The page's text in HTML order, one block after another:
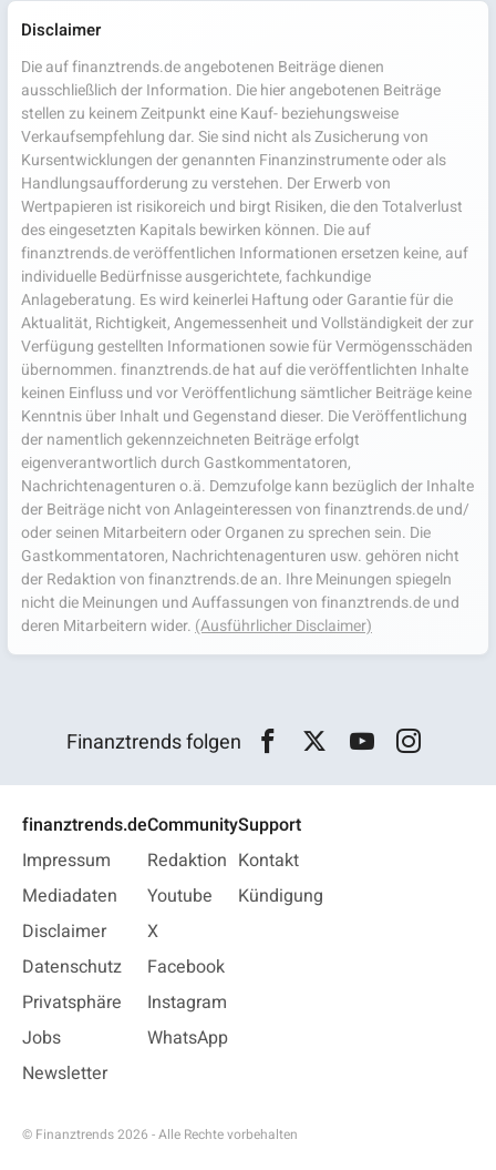
Disclaimer
Die auf finanztrends.de angebotenen Beiträge dienen
ausschließlich der Information. Die hier angebotenen Beiträge
stellen zu keinem Zeitpunkt eine Kauf- beziehungsweise
Verkaufsempfehlung dar. Sie sind nicht als Zusicherung von
Kursentwicklungen der genannten Finanzinstrumente oder als
Handlungsaufforderung zu verstehen. Der Erwerb von
Wertpapieren ist risikoreich und birgt Risiken, die den Totalverlust
des eingesetzten Kapitals bewirken können. Die auf
finanztrends.de veröffentlichen Informationen ersetzen keine, auf
individuelle Bedürfnisse ausgerichtete, fachkundige
Anlageberatung. Es wird keinerlei Haftung oder Garantie für die
Aktualität, Richtigkeit, Angemessenheit und Vollständigkeit der zur
Verfügung gestellten Informationen sowie für Vermögensschäden
übernommen. finanztrends.de hat auf die veröffentlichten Inhalte
keinen Einfluss und vor Veröffentlichung sämtlicher Beiträge keine
Kenntnis über Inhalt und Gegenstand dieser. Die Veröffentlichung
der namentlich gekennzeichneten Beiträge erfolgt
eigenverantwortlich durch Gastkommentatoren,
Nachrichtenagenturen o.ä. Demzufolge kann bezüglich der Inhalte
der Beiträge nicht von Anlageinteressen von finanztrends.de und/
oder seinen Mitarbeitern oder Organen zu sprechen sein. Die
Gastkommentatoren, Nachrichtenagenturen usw. gehören nicht
der Redaktion von finanztrends.de an. Ihre Meinungen spiegeln
nicht die Meinungen und Auffassungen von finanztrends.de und
deren Mitarbeitern wider. (Ausführlicher Disclaimer)
Finanztrends folgen
finanztrends.de
Impressum
Mediadaten
Disclaimer
Datenschutz
Privatsphäre
Jobs
Newsletter
Community
Redaktion
Youtube
X
Facebook
Instagram
WhatsApp
Support
Kontakt
Kündigung
© Finanztrends 2026 - Alle Rechte vorbehalten